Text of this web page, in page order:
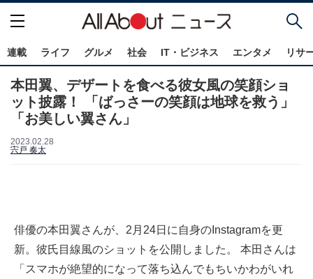
連載 ライフ グルメ 社会 IT・ビジネス エンタメ リサ
本田翼、デザートを食べる彼女風の笑顔ショ
ット披露！ 「ばっさーの笑顔は地球を救う」
「お美しい翼さん」
2023.02.28
宍戸 奏太
俳優の本田翼さんが、2月24日に自身のInstagramを更
新。彼氏目線風のショットを公開しました。 本田さんは
「スマホが絶望的になって落ち込んでもちいかわがいれ